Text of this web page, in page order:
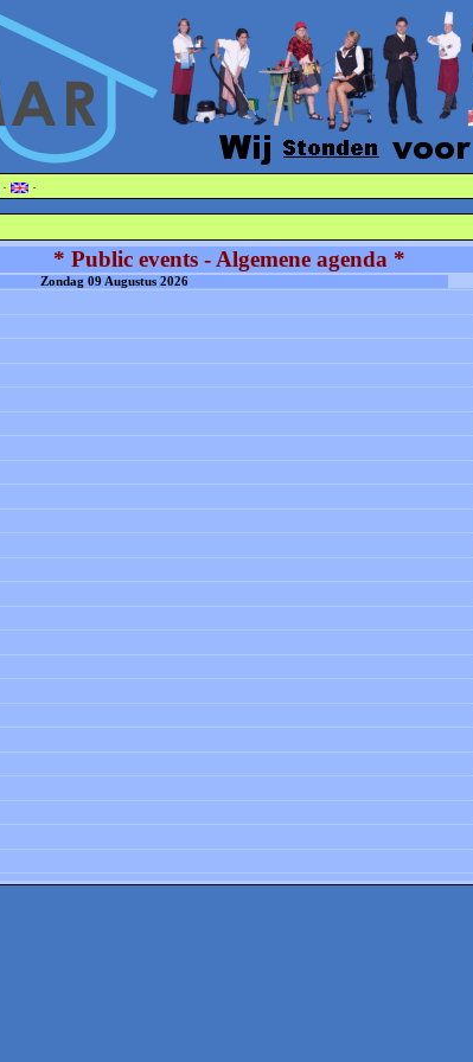
· ·
* Public events - Algemene agenda *
Zondag 09 Augustus 2026